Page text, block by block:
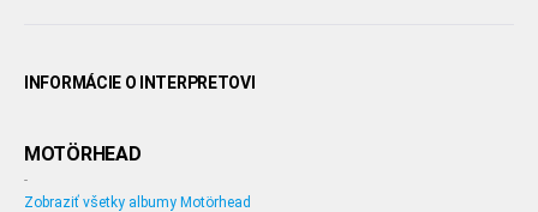
INFORMÁCIE O INTERPRETOVI
MOTÖRHEAD
-
Zobraziť všetky albumy Motörhead